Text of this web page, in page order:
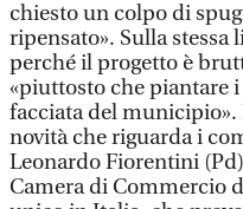
chiesto un colpo di
ripensato». Sulla stessa
perché il progetto è
«piuttosto che piantare
facciata del
novità che riguarda i
Leonardo Fiorentini
Camera di Commercio